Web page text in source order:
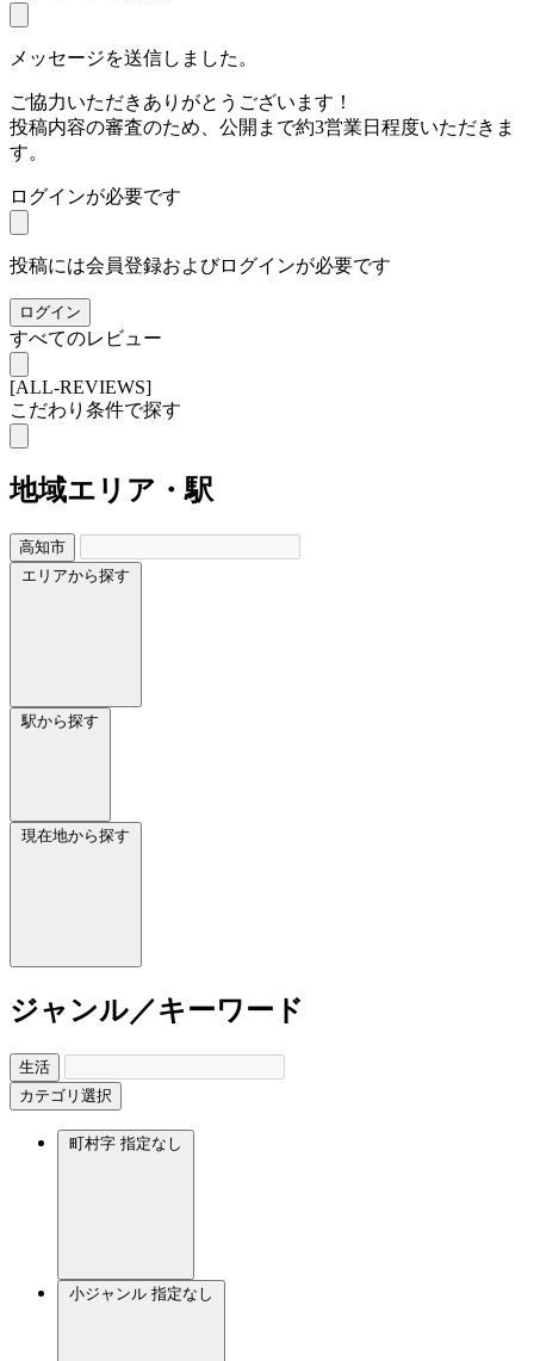
メッセージを送信しました。
ご協力いただきありがとうございます！
投稿内容の審査のため、公開まで約3営業日程度いただきま
す。
ログインが必要です
投稿には会員登録およびログインが必要です
ログイン
すべてのレビュー
[ALL-REVIEWS]
こだわり条件で探す
地域エリア・駅
高知市
エリアから探す
駅から探す
現在地から探す
ジャンル／キーワード
生活
カテゴリ選択
町村字 指定なし
小ジャンル 指定なし